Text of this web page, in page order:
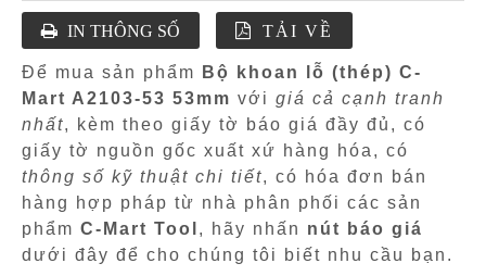
IN THÔNG SỐ TẢI VỀ
Để mua sản phẩm
Bộ khoan lỗ (thép) C-
Mart A2103-53 53mm với giá cả cạnh tranh
nhất, kèm theo giấy tờ báo giá đầy đủ, có
giấy tờ nguồn gốc xuất xứ hàng hóa, có
thông số kỹ thuật chi tiết, có hóa đơn bán
hàng hợp pháp từ nhà phân phối các sản
phẩm C-Mart Tool , hãy nhấn nút báo giá
dưới đây để cho chúng tôi biết nhu cầu bạn.